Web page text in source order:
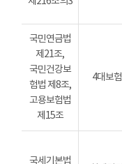
국민연금법
제21조,
국민건강보
험법 제8조,
고용보험법
제15조
4대보험
국세기본법